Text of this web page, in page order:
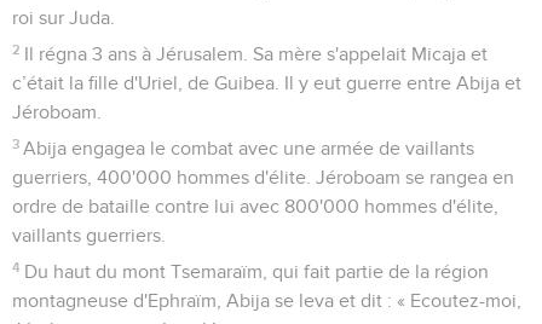
roi sur Juda.
2 Il régna 3 ans à Jérusalem. Sa mère s'appelait Micaja et
c’était la fille d'Uriel, de Guibea. Il y eut guerre entre Abija et
Jéroboam.
3 Abija engagea le combat avec une armée de vaillants
guerriers, 400'000 hommes d'élite. Jéroboam se rangea en
ordre de bataille contre lui avec 800'000 hommes d'élite,
vaillants guerriers.
4 Du haut du mont Tsemaraïm, qui fait partie de la région
montagneuse d'Ephraïm, Abija se leva et dit : « Ecoutez-moi,